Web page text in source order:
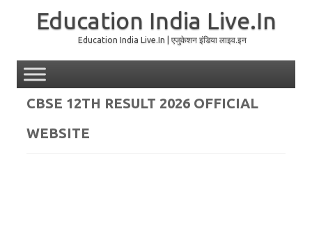
Education India Live.In
Education India Live.In | एजुकेशन इंडिया लाइव.इन
CBSE 12TH RESULT 2026 OFFICIAL
WEBSITE